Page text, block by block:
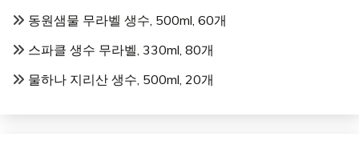
동원샘물 무라벨 생수, 500ml, 60개
스파클 생수 무라벨, 330ml, 80개
물하나 지리산 생수, 500ml, 20개